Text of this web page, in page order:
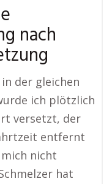
nach
in der gleichen
ich plötzlich
versetzt, der
entfernt
nicht
hat